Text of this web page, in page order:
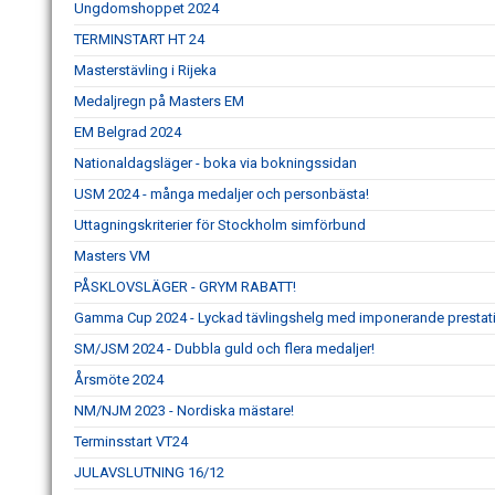
Ungdomshoppet 2024
TERMINSTART HT 24
Masterstävling i Rijeka
Medaljregn på Masters EM
EM Belgrad 2024
Nationaldagsläger - boka via bokningssidan
USM 2024 - många medaljer och personbästa!
Uttagningskriterier för Stockholm simförbund
Masters VM
PÅSKLOVSLÄGER - GRYM RABATT!
Gamma Cup 2024 - Lyckad tävlingshelg med imponerande
SM/JSM 2024 - Dubbla guld och flera medaljer!
Årsmöte 2024
NM/NJM 2023 - Nordiska mästare!
Terminsstart VT24
JULAVSLUTNING 16/12